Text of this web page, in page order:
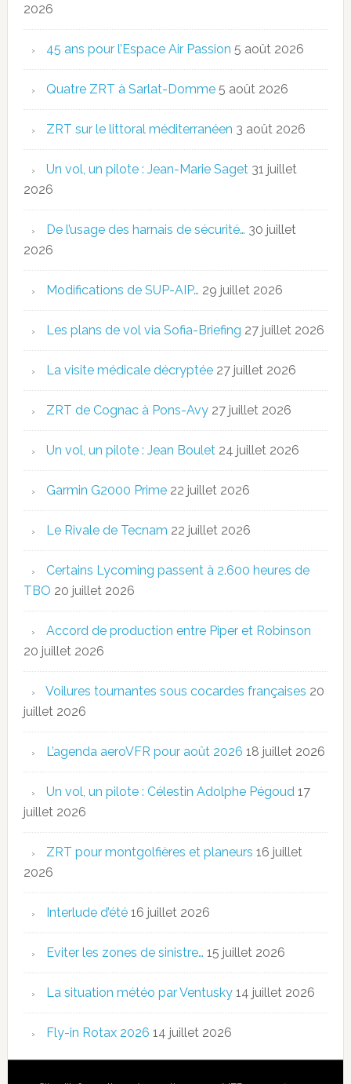
2026
45 ans pour l’Espace Air Passion 5 août 2026
Quatre ZRT à Sarlat-Domme 5 août 2026
ZRT sur le littoral méditerranéen 3 août 2026
Un vol, un pilote : Jean-Marie Saget 31 juillet
2026
De l’usage des harnais de sécurité… 30 juillet
2026
Modifications de SUP-AIP… 29 juillet 2026
Les plans de vol via Sofia-Briefing 27 juillet 2026
La visite médicale décryptée 27 juillet 2026
ZRT de Cognac à Pons-Avy 27 juillet 2026
Un vol, un pilote : Jean Boulet 24 juillet 2026
Garmin G2000 Prime 22 juillet 2026
Le Rivale de Tecnam 22 juillet 2026
Certains Lycoming passent à 2.600 heures de
TBO 20 juillet 2026
Accord de production entre Piper et Robinson
20 juillet 2026
Voilures tournantes sous cocardes françaises 20
juillet 2026
L’agenda aeroVFR pour août 2026 18 juillet 2026
Un vol, un pilote : Célestin Adolphe Pégoud 17
juillet 2026
ZRT pour montgolfières et planeurs 16 juillet
2026
Interlude d’été 16 juillet 2026
Eviter les zones de sinistre… 15 juillet 2026
La situation météo par Ventusky 14 juillet 2026
Fly-in Rotax 2026 14 juillet 2026